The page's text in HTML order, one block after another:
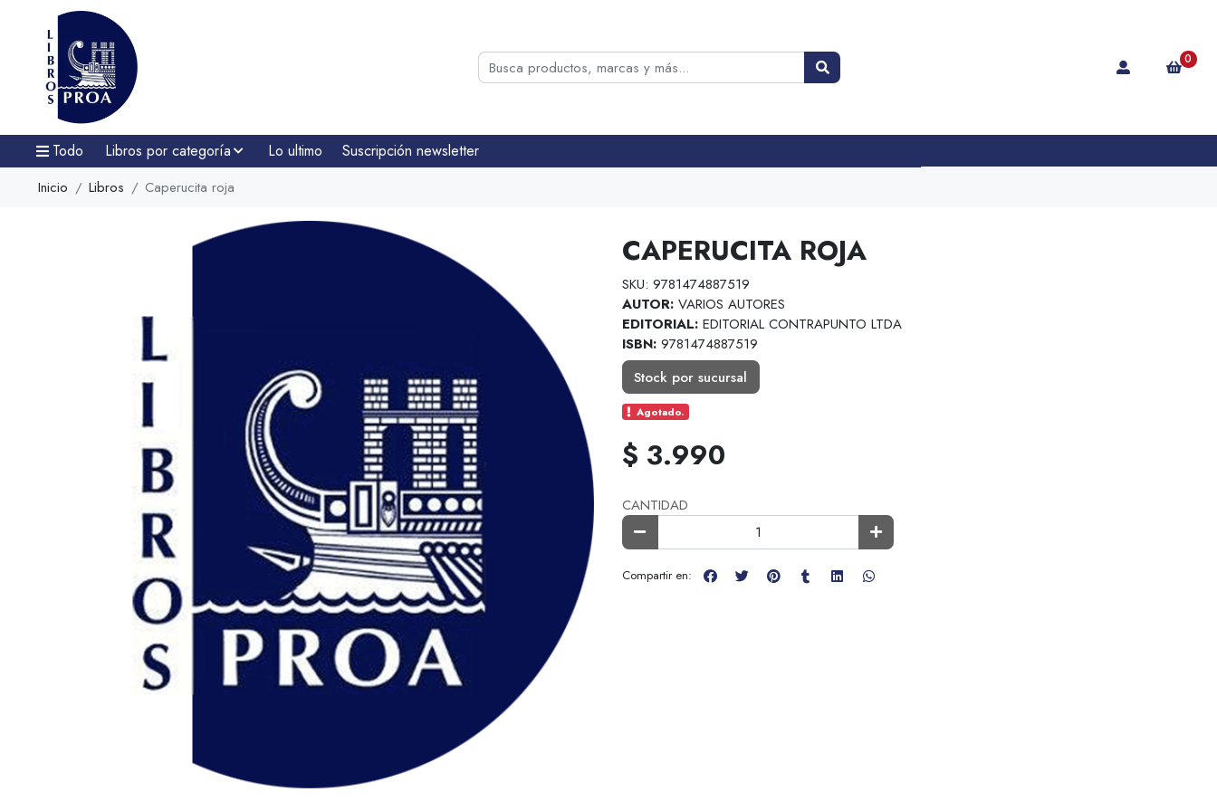
0
Todo Libros por categoría Lo ultimo Suscripción newsletter
Inicio Libros Caperucita roja
CAPERUCITA ROJA
SKU: 9781474887519
AUTOR: VARIOS AUTORES
EDITORIAL: EDITORIAL CONTRAPUNTO LTDA
ISBN: 9781474887519
Stock por sucursal
Agotado.
$ 3.990
CANTIDAD
Compartir en: